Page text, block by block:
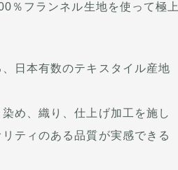
％フランネル生地を使って極上
日本有数のテキスタイル産地
め、織り、仕上げ加工を施し
ティのある品質が実感できる